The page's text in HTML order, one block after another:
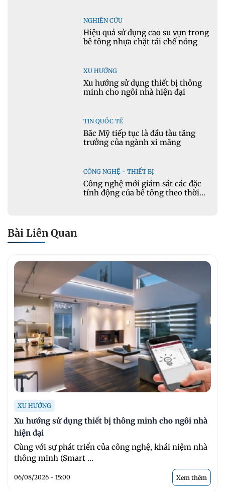
NGHIÊN CỨU
Hiệu quả sử dụng cao su vụn trong
bê tông nhựa chặt tái chế nóng
XU HƯỚNG
Xu hướng sử dụng thiết bị thông
minh cho ngôi nhà hiện đại
TIN QUỐC TẾ
Bắc Mỹ tiếp tục là đầu tàu tăng
trưởng của ngành xi măng
CÔNG NGHỆ - THIẾT BỊ
Công nghệ mới giám sát các đặc
tính động của bê tông theo thời
Bài Liên Quan
XU HƯỚNG
Xu hướng sử dụng thiết bị thông minh cho ngôi nhà
hiện đại
Cùng với sự phát triển của công nghệ, khái niệm nhà
thông minh (Smart ...
06/08/2026 - 15:00 Xem thêm